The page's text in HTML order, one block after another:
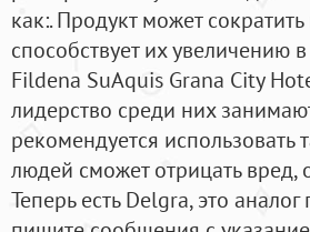
как:. Продукт может
способствует их
Fildena SuAquis Grana City
лидерство среди них
рекомендуется
людей сможет отрицать
Теперь есть Delgra, это